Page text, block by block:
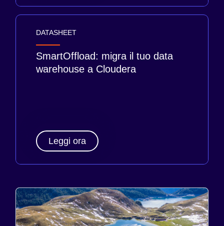
DATASHEET
SmartOffload: migra il tuo data
warehouse a Cloudera
Leggi ora